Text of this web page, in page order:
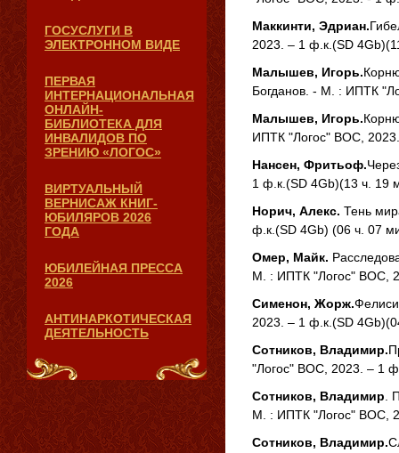
ГОСУСЛУГИ В
ЭЛЕКТРОННОМ ВИДЕ
ПЕРВАЯ
ИНТЕРНАЦИОНАЛЬНАЯ
ОНЛАЙН-
БИБЛИОТЕКА ДЛЯ
ИНВАЛИДОВ ПО
ЗРЕНИЮ «ЛОГОС»
ВИРТУАЛЬНЫЙ
ВЕРНИСАЖ КНИГ-
ЮБИЛЯРОВ 2026
ГОДА
ЮБИЛЕЙНАЯ ПРЕССА
2026
АНТИНАРКОТИЧЕСКАЯ
ДЕЯТЕЛЬНОСТЬ
Маккинти, Эдриан.
2023. – 1 ф.к.(SD
Малышев, Игорь.
Богданов. - М. : ИПТК
Малышев, Игорь.
ИПТК "Логос" ВОС,
Нансен, Фритьоф.
1 ф.к.(SD 4Gb)(13 ч. 19
Норич, Алекс.Тень
ф.к.(SD 4Gb) (06 ч. 07
Омер, Майк.
М. : ИПТК "Логос" ВОС,
Сименон, Жорж.
2023. – 1 ф.к.(SD
Сотников, Владимир.
"Логос" ВОС, 2023. – 1
Сотников, Владимир .
М. : ИПТК "Логос" ВОС,
Сотников, Владимир.